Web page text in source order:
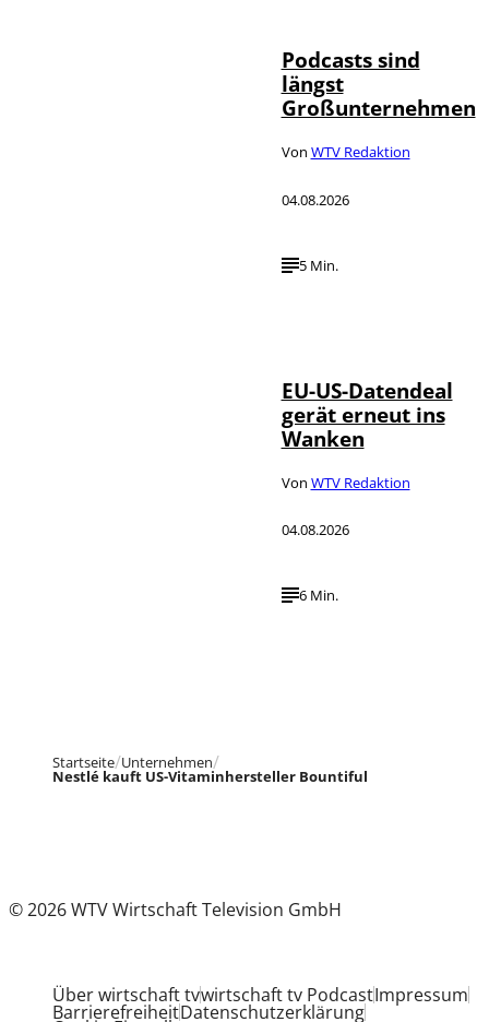
Podcasts sind
längst
Großunternehmen
Von WTV Redaktion
04.08.2026
5 Min.
EU-US-Datendeal
gerät erneut ins
Wanken
Von WTV Redaktion
04.08.2026
6 Min.
Startseite Unternehmen
Nestlé kauft US-Vitaminhersteller Bountiful
© 2026 WTV Wirtschaft Television GmbH
Über wirtschaft tvwirtschaft tv PodcastImpressum
BarrierefreiheitDatenschutzerklärung